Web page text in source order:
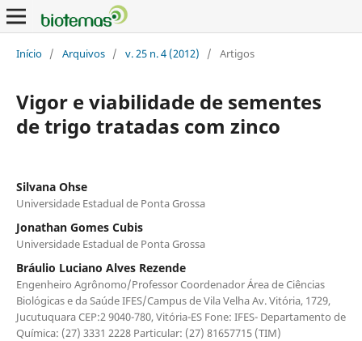
Início / Arquivos / v. 25 n. 4 (2012) / Artigos
Vigor e viabilidade de sementes
de trigo tratadas com zinco
Silvana Ohse
Universidade Estadual de Ponta Grossa
Jonathan Gomes Cubis
Universidade Estadual de Ponta Grossa
Bráulio Luciano Alves Rezende
Engenheiro Agrônomo/Professor Coordenador Área de Ciências
Biológicas e da Saúde IFES/Campus de Vila Velha Av. Vitória, 1729,
Jucutuquara CEP:2 9040-780, Vitória-ES Fone: IFES- Departamento de
Química: (27) 3331 2228 Particular: (27) 81657715 (TIM)